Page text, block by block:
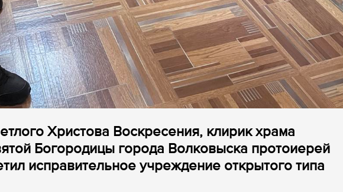
Христова Воскресения, клирик храма
Богородицы города Волковыска протоиерей
исправительное учреждение открытого типа